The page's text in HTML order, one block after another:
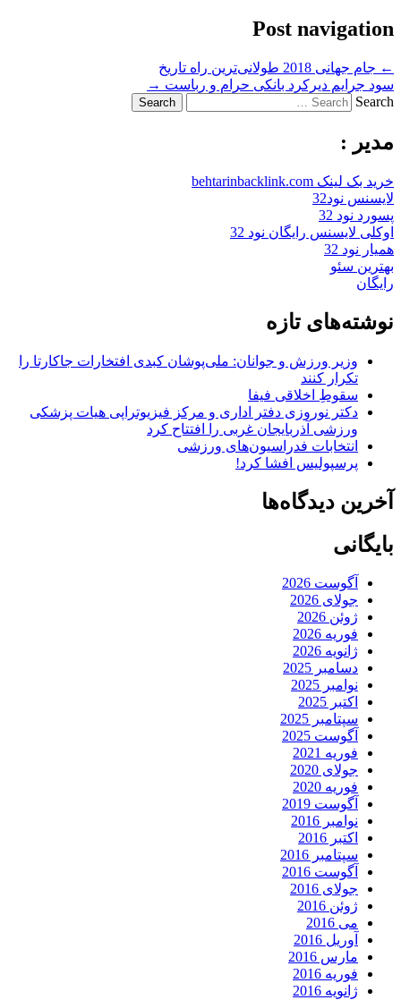
Post navigation
← جام جهانی 2018 طولانی‌ترین راه تاریخ
سود جرایم دیرکرد بانکی حرام و رباست →
Search
مدیر :
خرید بک لینک behtarinbacklink.com
لایسنس نود32
پسورد نود 32
اوکلی لایسنس رایگان نود 32
همیار نود 32
بهترین سئو
رایگان
نوشته‌های تازه
وزیر ورزش و جوانان: ملی‌پوشان کبدی افتخارات جاکارتا را
تکرار کنند
سقوطِ اخلاقی فیفا
دکتر نوروزی دفتر اداری و مرکز فیزیوتراپی هیات پزشکی
ورزشی آذربایجان غربی را افتتاح کرد
انتخابات فدراسیون‌های ورزشی
پرسپولیس افشا کرد!
آخرین دیدگاه‌ها
بایگانی
آگوست 2026
جولای 2026
ژوئن 2026
فوریه 2026
ژانویه 2026
دسامبر 2025
نوامبر 2025
اکتبر 2025
سپتامبر 2025
آگوست 2025
فوریه 2021
جولای 2020
فوریه 2020
آگوست 2019
نوامبر 2016
اکتبر 2016
سپتامبر 2016
آگوست 2016
جولای 2016
ژوئن 2016
می 2016
آوریل 2016
مارس 2016
فوریه 2016
ژانویه 2016